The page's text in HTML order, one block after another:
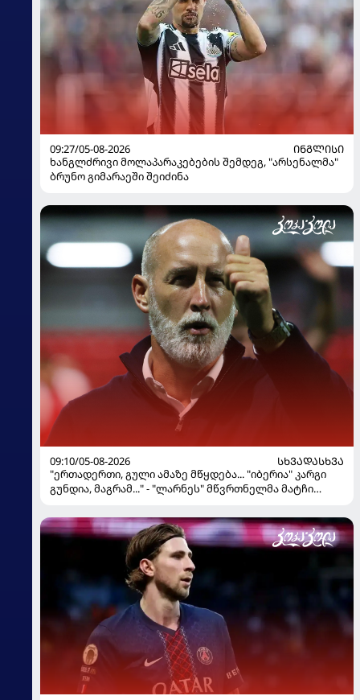
09:27/05-08-2026
ᲘᲜᲒᲚᲘᲡᲘ
ხანგლძრივი მოლაპარაკებების შემდეგ, "არსენალმა"
ბრუნო გიმარაეში შეიძინა
09:10/05-08-2026
ᲡᲮᲕᲐᲓᲐᲡᲮᲕᲐ
"ერთადერთი, გული ამაზე მწყდება... "იბერია" კარგი
გუნდია, მაგრამ..." - "ლარნეს" მწვრთნელმა მატჩი
მოჰყავს